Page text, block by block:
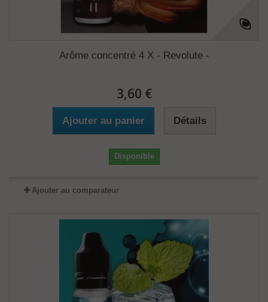
Arôme concentré 4 X - Revolute -
3,60 €
Ajouter au panier Détails
Disponible
Ajouter au comparateur